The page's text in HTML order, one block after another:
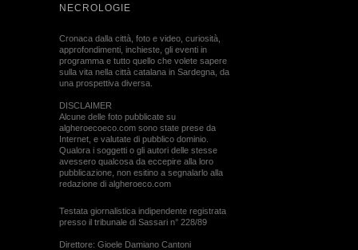
NECROLOGIE
Cronaca dalla città, foto e video, curiosità,
approfondimenti, inchieste, gli eventi in
programma e tutto quello che volete sapere
sulla vita nella città catalana in Sardegna, da
una prospettiva diversa.
DISCLAIMER
Alcune delle foto pubblicate su
algheroecoeco.com sono state prese da
Internet, e valutate di pubblico dominio.
Qualora i soggetti o gli autori delle stesse
avessero qualcosa da eccepire alla loro
pubblicazione, non esitino a segnalarlo alla
redazione di algheroeco.com
Testata giornalistica indipendente registrata
presso il tribunale di Sassari n° 228/89
Direttore: Gioele Damiano Cantoni